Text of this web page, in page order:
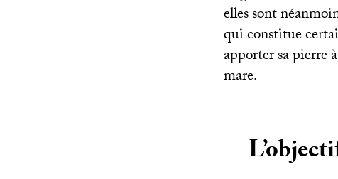
elles sont
qui constitue
apporter sa pierre
mare.